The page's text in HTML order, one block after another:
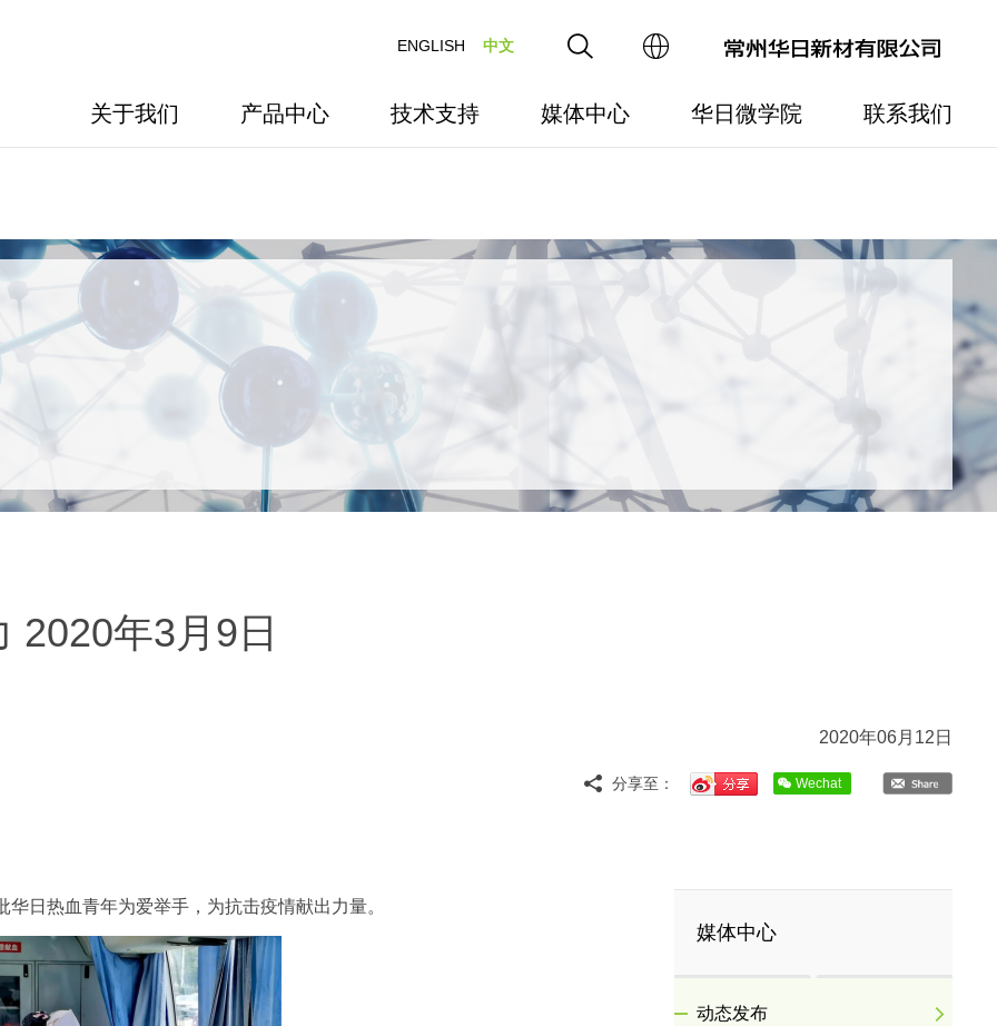
ENGLISH 中文
关于我们 产品中心 技术支持 媒体中心 华日微学院 联系我们
2020年3月9日
2020年06月12日
分享至： Wechat
日热血青年为爱举手，为抗击疫情献出力量。
媒体中心
动态发布